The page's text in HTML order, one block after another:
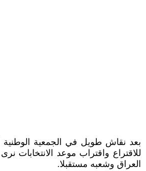
بعد نقاش طويل في الجمعية
للاقتراع واقتراب موعد الانتخابات
العراق وشعبه مستقبلا.